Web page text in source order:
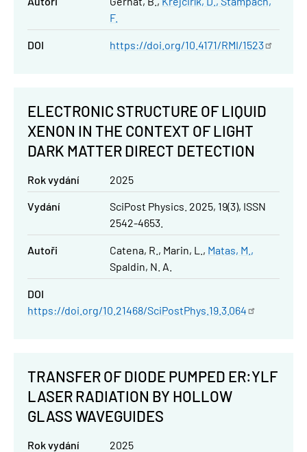
F.
DOI https://doi.org/10.4171/RMI/1523
ELECTRONIC STRUCTURE OF LIQUID
XENON IN THE CONTEXT OF LIGHT
DARK MATTER DIRECT DETECTION
Rok vydání 2025
Vydání
SciPost Physics. 2025, 19(3), ISSN
2542-4653.
Autoři Catena, R. Marin, L.
Matas, M.
Spaldin, N. A.
DOI
https://doi.org/10.21468/SciPostPhys.19.3.064
TRANSFER OF DIODE PUMPED ER:YLF
LASER RADIATION BY HOLLOW
GLASS WAVEGUIDES
Rok vydání 2025